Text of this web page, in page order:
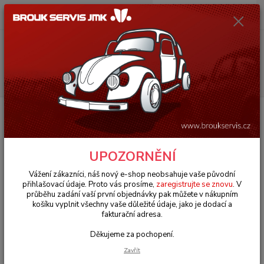
Menu
Hledat
(Po-Pá, 9-18 hod.)
0ks
za0 Kč
Úvod VW Brouk Typ 1 (1938 » 03)
Motory & díly (Engines & parts)
Výfuky & těsnění (Exhaust & gasket)
Výměník tepla chrom/L - Typ 1 motor
(1963 »)
Výměník tepla chrom/L - Typ 1
motor (1963 »)
UPOZORNĚNÍ
Vážení zákazníci, náš nový e-shop neobsahuje vaše původní
přihlašovací údaje. Proto vás prosíme, zaregistrujte se znovu. V
průběhu zadání vaší první objednávky pak můžete v nákupním
košíku vyplnit všechny vaše důležité údaje, jako je dodací a
fakturační adresa.
Děkujeme za pochopení.
Zavřít